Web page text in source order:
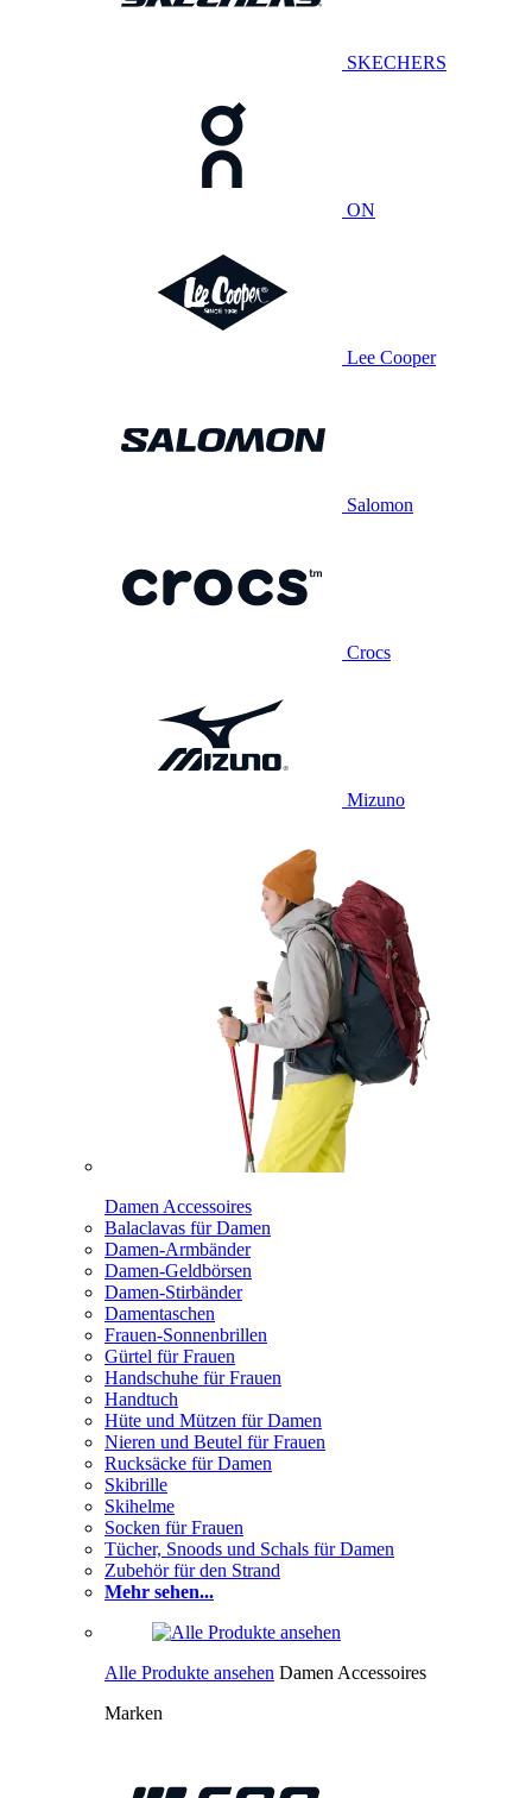
SKECHERS
ON
Lee Cooper
Salomon
Crocs
Mizuno
Damen Accessoires
Balaclavas für Damen
Damen-Armbänder
Damen-Geldbörsen
Damen-Stirbänder
Damentaschen
Frauen-Sonnenbrillen
Gürtel für Frauen
Handschuhe für Frauen
Handtuch
Hüte und Mützen für Damen
Nieren und Beutel für Frauen
Rucksäcke für Damen
Skibrille
Skihelme
Socken für Frauen
Tücher, Snoods und Schals für Damen
Zubehör für den Strand
Mehr sehen...
Alle Produkte ansehen Damen Accessoires
Marken